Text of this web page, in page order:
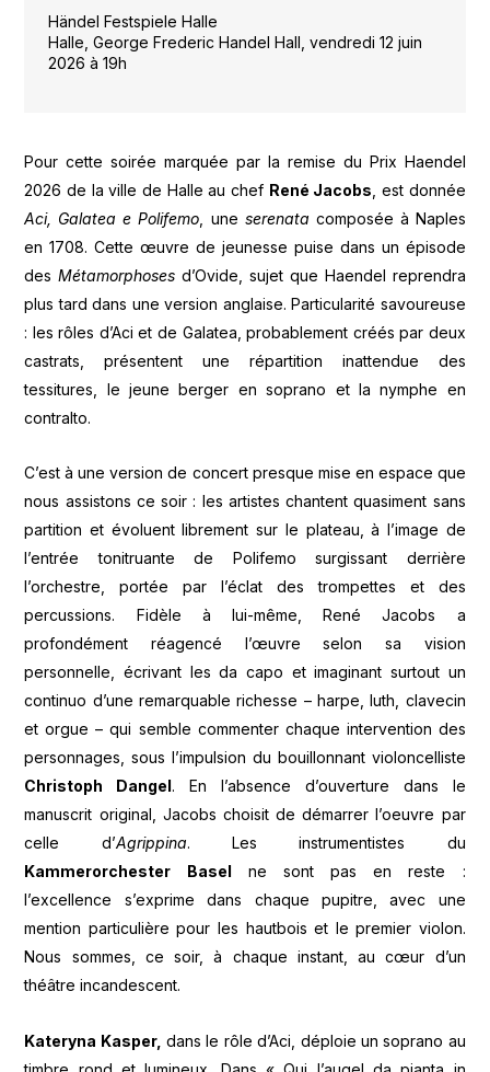
Händel Festspiele Halle
Halle, George Frederic Handel Hall, vendredi 12 juin
2026 à 19h
Pour cette soirée marquée par la remise du Prix Haendel
2026 de la ville de Halle au chef René Jacobs , est donnée
Aci, Galatea e Polifemo , une serenata composée à Naples
en 1708. Cette œuvre de jeunesse puise dans un épisode
desMétamorphoses d’Ovide, sujet que Haendel reprendra
plus tard dans une version anglaise. Particularité savoureuse
: les rôles d’Aci et de Galatea, probablement créés par deux
castrats, présentent une répartition inattendue des
tessitures, le jeune berger en soprano et la nymphe en
contralto.
C’est à une version de concert presque mise en espace que
nous assistons ce soir : les artistes chantent quasiment sans
partition et évoluent librement sur le plateau, à l’image de
l’entrée tonitruante de Polifemo surgissant derrière
l’orchestre, portée par l’éclat des trompettes et des
percussions. Fidèle à lui-même, René Jacobs a
profondément réagencé l’œuvre selon sa vision
personnelle, écrivant les da capo et imaginant surtout un
continuo d’une remarquable richesse – harpe, luth, clavecin
et orgue – qui semble commenter chaque intervention des
personnages, sous l’impulsion du bouillonnant violoncelliste
Christoph Dangel. En l’absence d’ouverture dans le
manuscrit original, Jacobs choisit de démarrer l’oeuvre par
celle d’Agrippina.
Les instrumentistes du
Kammerorchester Basel
ne sont pas en reste :
l’excellence s’exprime dans chaque pupitre, avec une
mention particulière pour les hautbois et le premier violon.
Nous sommes, ce soir, à chaque instant, au cœur d’un
théâtre incandescent.
Kateryna Kasper, dans le rôle d’Aci, déploie un soprano au